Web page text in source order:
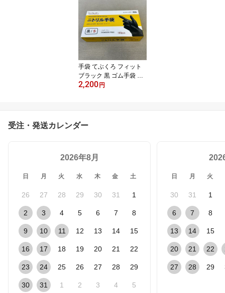
手袋 てぶくろ フィット
ブラック 黒 ゴム手袋 S
掃除 左右兼用 パウダー
2,200円
受注・発送カレンダー
2026年8月
日 月 火 水 木 金 土
26 27 28 29 30 31 1
2 3 4 5 6 7 8
9 10 11 12 13 14 15
16 17 18 19 20 21 22
23 24 25 26 27 28 29
30 31 1 2 3 4 5
日 月 火
30 31 1
6 7 8
13 14 15
20 21 22
27 28 29